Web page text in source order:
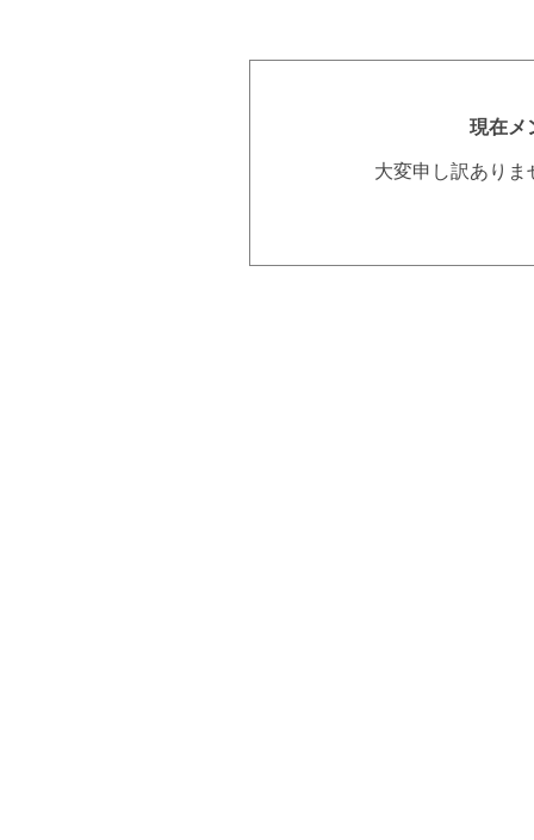
現在メ
大変申し訳あり